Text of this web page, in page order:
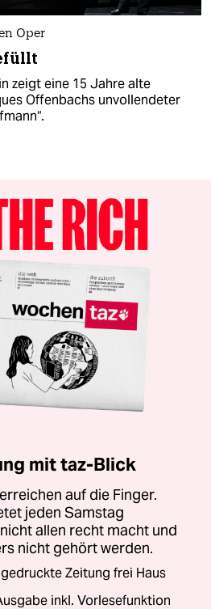
Oper
zeigt eine 15 Jahre alte
Offenbachs unvollendeter
mit taz-Blick
auf die Finger.
jeden Samstag
allen recht macht und
nicht gehört werden.
Zeitung frei Haus
inkl. Vorlesefunktion